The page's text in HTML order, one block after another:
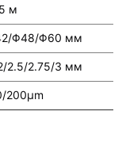
м
Φ48/Φ60 мм
2.5/2.75/3 мм
200μm